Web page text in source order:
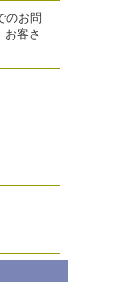
のお問
お客さ